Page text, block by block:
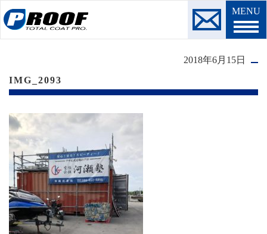
MENU
2018年6月15日
IMG_2093